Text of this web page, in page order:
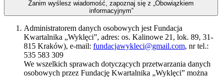
Zanim wyślesz wiadomość, zapoznaj się z „Obowiązkiem
informacyjnym”
Administratorem danych osobowych jest Fundacja
Kwartalnika „Wyklęci”, adres: os. Kalinowe 21, lok. 89, 31-
815 Kraków), e-mail: fundacjawykleci@gmail.com, nr tel.:
535 583 309
We wszelkich sprawach dotyczących przetwarzania danych
osobowych przez Fundację Kwartalnika „Wyklęci” można